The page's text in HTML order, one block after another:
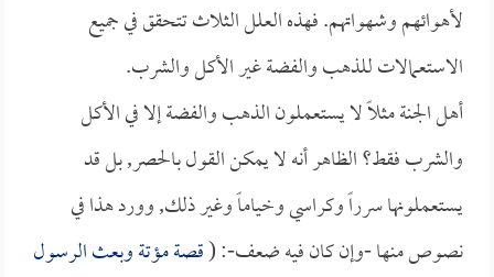
لأهوائهم وشهواتهم. فهذه العلل الثلاث تتحقق في جميع
الاستعمالات للذهب والفضة غير الأكل والشرب.
أهل الجنة مثلاً لا يستعملون الذهب والفضة إلا في الأكل
والشرب فقط؟ الظاهر أنه لا يمكن القول بالحصر, بل قد
يستعملونها سرراً وكراسي وخياماً وغير ذلك, وورد هذا في
نصوص منها -وإن كان فيه ضعف-: (قصة مؤتة وبعث الرسول